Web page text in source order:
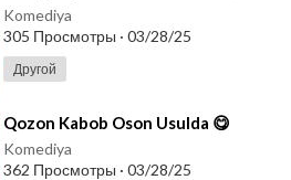
Komediya
305 Просмотры · 03/28/25
Другой
⁣Qozon Kabob Oson Usulda 😋
Komediya
362 Просмотры · 03/28/25